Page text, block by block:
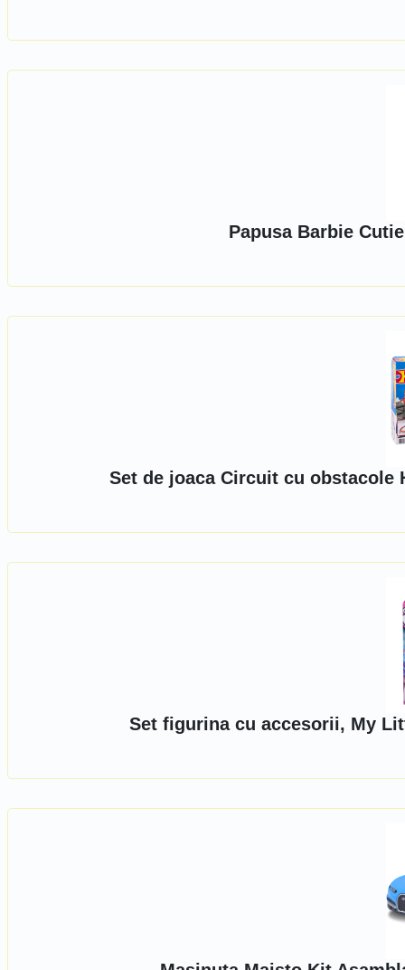
Papusa Barbie
Set de joaca Circuit cu obstacole
Set figurina cu accesorii, My